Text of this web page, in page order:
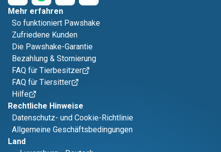
Mehr erfahren
So funktioniert Pawshake
Zufriedene Kunden
Die Pawshake-Garantie
Bezahlung & Stornierung
FAQ für Tierbesitzer
FAQ für Tiersitter
Hilfe
Rechtliche Hinweise
Datenschutz- und Cookie-Richtlinie
Allgemeine Geschäftsbedingungen
Land